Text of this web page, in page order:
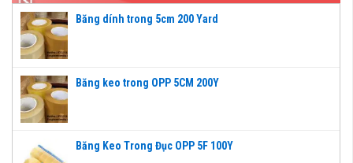
Băng dính trong 5cm 200 Yard
Băng keo trong OPP 5CM 200Y
Băng Keo Trong Đục OPP 5F 100Y